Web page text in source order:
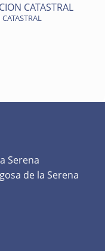
CATASTRAL
Serena
de la Serena